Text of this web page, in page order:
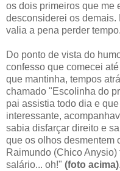
os dois primeiros que me
desconsiderei os
valia a pena perder tempo.
Do ponto de vista do
confesso que comecei
que mantinha, tempos
chamado "Escolinha do
pai assistia todo dia e
interessante,
sabia disfarçar direito e
que os olhos desmentem
Raimundo (Chico
salário... oh!" (foto acima)